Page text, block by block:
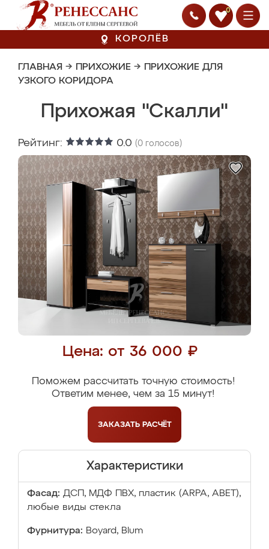
0
КОРОЛЁВ
ГЛАВНАЯ → ПРИХОЖИЕ → ПРИХОЖИЕ ДЛЯ
УЗКОГО КОРИДОРА
Прихожая "Скалли"
Рейтинг: 0.0 (0 голосов)
Цена: от 36 000 ₽
Поможем рассчитать точную стоимость!
Ответим менее, чем за 15 минут!
ЗАКАЗАТЬ РАСЧЁТ
Характеристики
Фасад: ДСП, МДФ ПВХ, пластик (ARPA, ABET),
любые виды стекла
Фурнитура: Boyard, Blum